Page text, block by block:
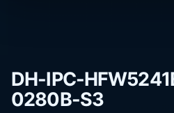
DH-IPC-
0280B-S3